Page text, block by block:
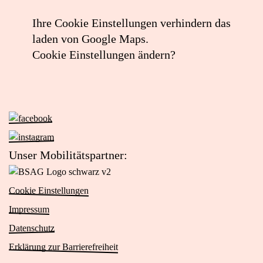
Ihre Cookie Einstellungen verhindern das
laden von Google Maps.
Cookie Einstellungen ändern?
Zur
Facebook-
Seite
von
Das
Viertel
in
neuem
Tab)
Zur
Seite
von
Das
Viertel
in
neuem
Unser Mobilitätspartner:
v2
Cookie Einstellungen
Impressum
Datenschutz
Erklärung zur Barrierefreiheit